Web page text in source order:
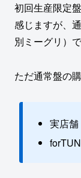
初回生産限定
感じますが、
別ミーグリ）で
ただ通常盤の
実店